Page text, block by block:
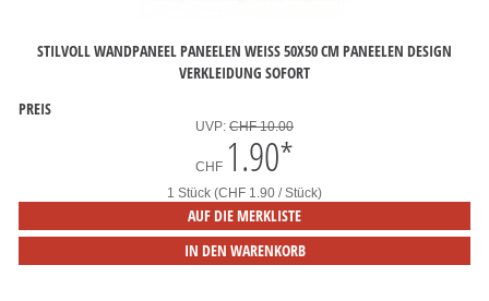
STILVOLL WANDPANEEL PANEELEN WEISS 50X50 CM PANEELEN DESIGN V
ERKLEIDUNG SOFORT
PREIS
UVP: CHF 10.00
CHF 1.90*
1 Stück (CHF 1.90 / Stück)
AUF DIE MERKLISTE
IN DEN WARENKORB